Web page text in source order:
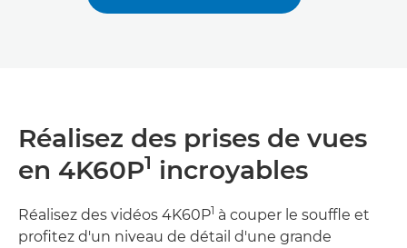
Réalisez des prises de vues
en 4K60P1 incroyables
Réalisez des vidéos 4K60P1 à couper le souffle et
profitez d'un niveau de détail d'une grande